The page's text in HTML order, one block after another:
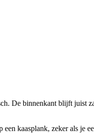
De binnenkant blijft juist
kaasplank, zeker als je